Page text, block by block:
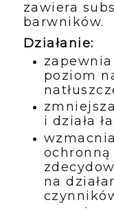
zawiera
barwników.
Działanie:
poziom
i działa
ochronną
na